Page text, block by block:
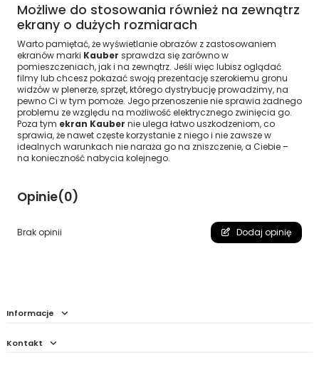
Możliwe do stosowania również na zewnątrz
ekrany o dużych rozmiarach
Warto pamiętać, że wyświetlanie obrazów z zastosowaniem
ekranów marki Kauber sprawdza się zarówno w
pomieszczeniach, jak i na zewnątrz. Jeśli więc lubisz oglądać
filmy lub chcesz pokazać swoją prezentację szerokiemu gronu
widzów w plenerze, sprzęt, którego dystrybucję prowadzimy, na
pewno Ci w tym pomoże. Jego przenoszenie nie sprawia żadnego
problemu ze względu na możliwość elektrycznego zwinięcia go.
Poza tym ekran Kauber nie ulega łatwo uszkodzeniom, co
sprawia, że nawet częste korzystanie z niego i nie zawsze w
idealnych warunkach nie naraża go na zniszczenie, a Ciebie –
na konieczność nabycia kolejnego.
Opinie(0)
Brak opinii Dodaj opinię
Informacje
Kontakt